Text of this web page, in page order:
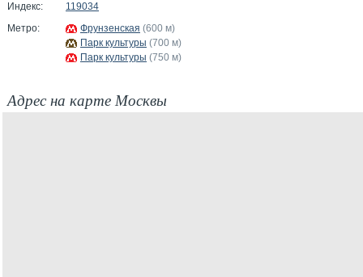
Индекс:
119034
Метро:
Фрунзенская (600 м)
Парк культуры (700 м)
Парк культуры (750 м)
Адрес на карте Москвы